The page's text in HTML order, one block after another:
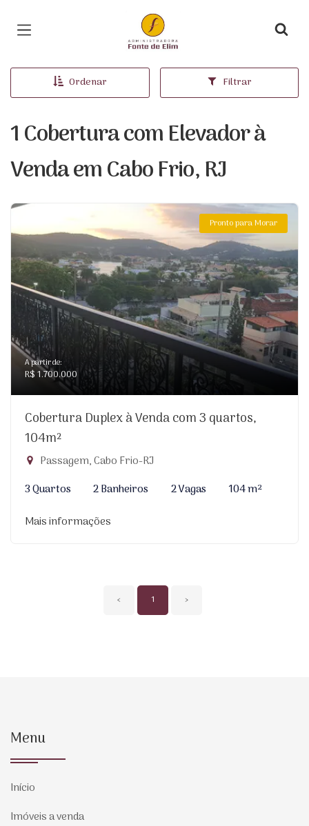
Página inicial
Ordenar Filtrar
1 Cobertura com Elevador à
Venda em Cabo Frio, RJ
Pronto para Morar
A partir de:
R$ 1.700.000
Cobertura Duplex à Venda com 3 quartos,
104m²
Passagem, Cabo Frio-RJ
3 Quartos
2 Banheiros 2 Vagas
104 m²
Mais informações
‹ 1 ›
Menu
Início
Imóveis a venda